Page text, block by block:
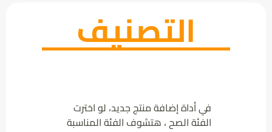
التصنيف
في أداة إضافة منتج جديد، لو اخترت
الفئة الصح ، هتشوف الفئة المناسبة